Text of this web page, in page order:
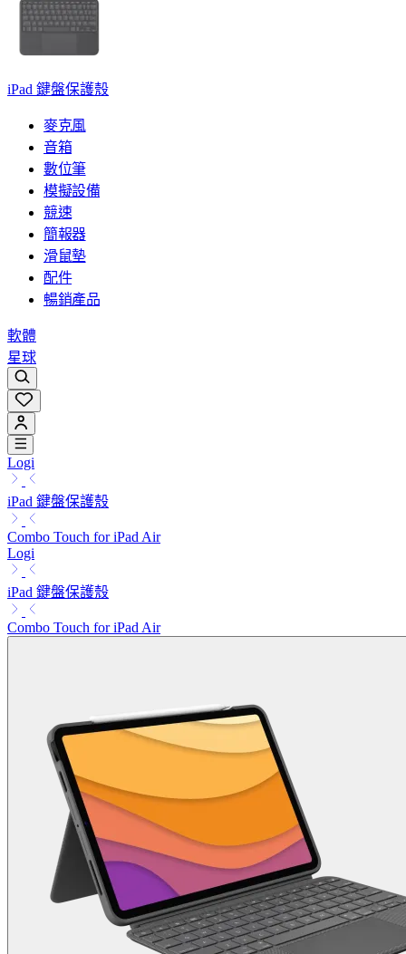
iPad 鍵盤保護殼
麥克風
音箱
數位筆
模擬設備
競速
簡報器
滑鼠墊
配件
暢銷產品
軟體
星球
Logi
iPad 鍵盤保護殼
Combo Touch for iPad Air
Logi
iPad 鍵盤保護殼
Combo Touch for iPad Air